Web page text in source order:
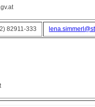
82911-333